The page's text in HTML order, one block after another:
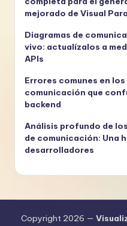
mejorado de Visual
Diagramas de
vivo: actualízalos a
APIs
Errores comunes en
comunicación que
backend
Análisis profundo de
de comunicación: Una
desarrolladores
Copyright 2026 —